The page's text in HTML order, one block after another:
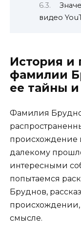
видео
История и
фамилии
ее тайны
Фамилия
происхождение
далекому
интересными
попытаемся
Бруднов,
происхождении,
смысле.